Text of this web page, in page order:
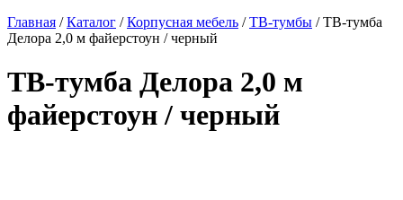
Главная /Каталог /Корпусная мебель /ТВ-тумбы /ТВ-тумба
Делора 2,0 м файерстоун / черный
ТВ-тумба Делора 2,0 м
файерстоун / черный